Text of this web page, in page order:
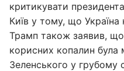
критикувати
Київ у тому, що Україна
Трамп також заявив,
корисних копалин була
Зеленського у грубому